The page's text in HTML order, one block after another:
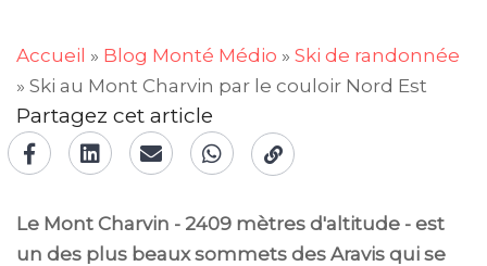
Accueil » Blog Monté Médio » Ski de randonnée
» Ski au Mont Charvin par le couloir Nord Est
Partagez cet article
Le Mont Charvin - 2409 mètres d'altitude - est
un des plus beaux sommets des Aravis qui se